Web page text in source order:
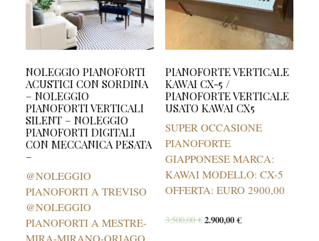
NOLEGGIO PIANOFORTI
ACUSTICI CON SORDINA
– NOLEGGIO
PIANOFORTI VERTICALI
SILENT – NOLEGGIO
PIANOFORTI DIGITALI
CON MECCANICA PESATA
–
@NOLEGGIO
PIANOFORTI A TREVISO
@NOLEGGIO
PIANOFORTI A MESTRE-
PIANOFORTE VERTICALE
KAWAI CX-5 /
PIANOFORTE VERTICALE
USATO KAWAI CX5
SUPER OCCASIONE
PIANOFORTE
GIAPPONESE MARCA:
KAWAI MODELLO: CX-5
OFFERTA: EURO 2900,00
3.500,00€2.900,00€